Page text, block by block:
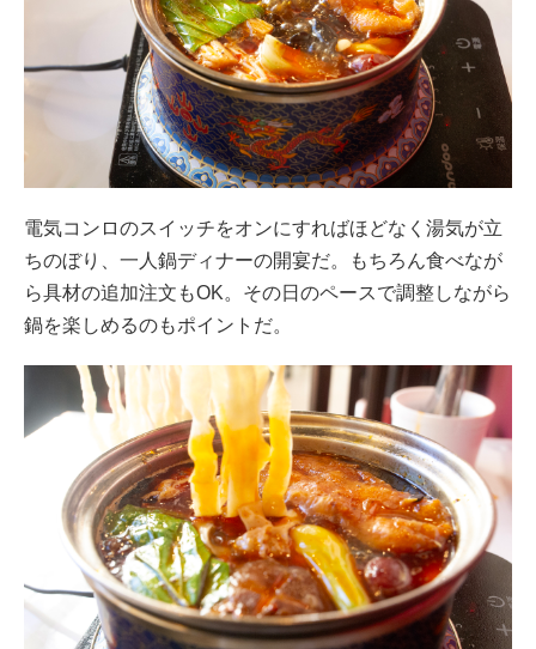
電気コンロのスイッチをオンにすればほどなく湯気が立
ちのぼり、一人鍋ディナーの開宴だ。もちろん食べなが
ら具材の追加注文もOK。その日のペースで調整しながら
鍋を楽しめるのもポイントだ。